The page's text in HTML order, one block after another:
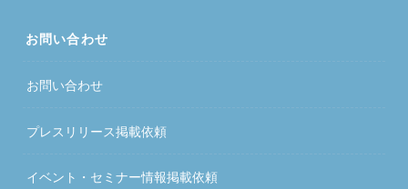
お問い合わせ
お問い合わせ
プレスリリース掲載依頼
イベント・セミナー情報掲載依頼